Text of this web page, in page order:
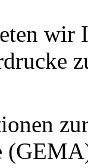
wir